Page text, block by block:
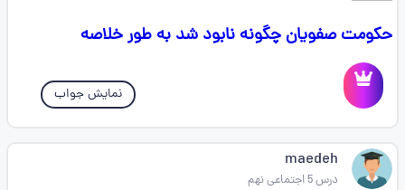
حکومت صفویان چگونه نابود شد به طور خلاصه
نمایش جواب
maedeh
درس 5 اجتماعی نهم